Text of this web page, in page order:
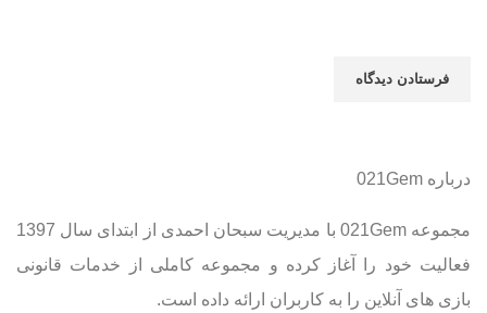
درباره 021Gem
مجموعه 021Gem با مدیریت سبحان احمدی از ابتدای سال 1397
فعالیت خود را آغاز کرده و مجموعه کاملی از خدمات قانونی
بازی های آنلاین را به کاربران ارائه داده است.